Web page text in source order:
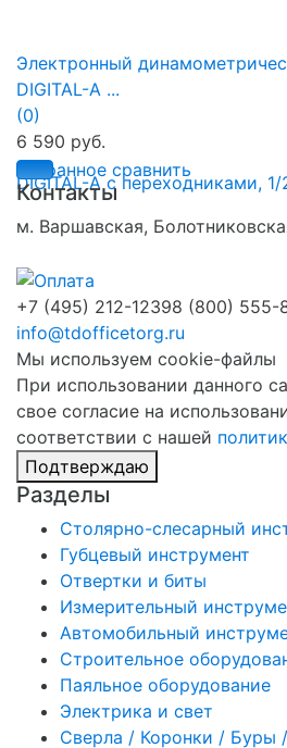
избранное сравнить
Электронный
DIGITAL-A ...
(0)
6 590 руб.
Контакты
м. Варшавская,
+7 (495) 212-12398 (800) 555-
info@tdofficetorg.ru
Мы используем cookie-файлы
При использовании данного
свое согласие на
соответствии с нашей
Подтверждаю
Разделы
Столярно-слесарный
Губцевый инструмент
Отвертки и биты
Измерительный
Автомобильный
Строительное
Паяльное оборудование
Электрика и свет
Сверла / Коронки / Буры